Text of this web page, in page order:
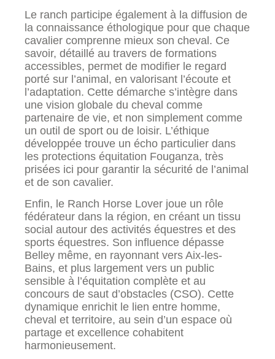
Le ranch participe également à la diffusion de
la connaissance éthologique pour que chaque
cavalier comprenne mieux son cheval. Ce
savoir, détaillé au travers de formations
accessibles, permet de modifier le regard
porté sur l’animal, en valorisant l’écoute et
l’adaptation. Cette démarche s’intègre dans
une vision globale du cheval comme
partenaire de vie, et non simplement comme
un outil de sport ou de loisir. L’éthique
développée trouve un écho particulier dans
les protections équitation Fouganza, très
prisées ici pour garantir la sécurité de l’animal
et de son cavalier.
Enfin, le Ranch Horse Lover joue un rôle
fédérateur dans la région, en créant un tissu
social autour des activités équestres et des
sports équestres. Son influence dépasse
Belley même, en rayonnant vers Aix-les-
Bains, et plus largement vers un public
sensible à l’équitation complète et au
concours de saut d’obstacles (CSO). Cette
dynamique enrichit le lien entre homme,
cheval et territoire, au sein d’un espace où
partage et excellence cohabitent
harmonieusement.